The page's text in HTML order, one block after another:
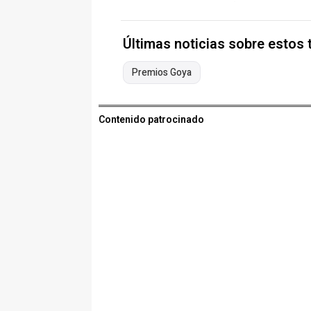
Últimas noticias sobre estos
Premios Goya
Contenido patrocinado